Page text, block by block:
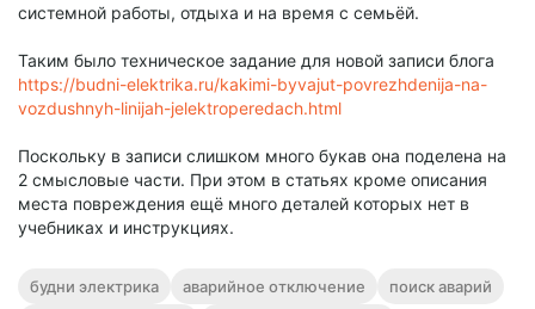
системной работы, отдыха и на время с семьёй.
Таким было техническое задание для новой записи блога
https://budni-elektrika.ru/kakimi-byvajut-povrezhdenija-na-
vozdushnyh-linijah-jelektroperedach.html
Поскольку в записи слишком много букав она поделена на
2 смысловые части. При этом в статьях кроме описания
места повреждения ещё много деталей которых нет в
учебниках и инструкциях.
будни электрика аварийное отключение
поиск аварий